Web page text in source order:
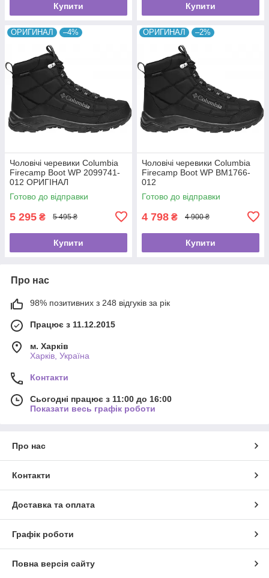
Купити Купити
ОРИГИНАЛ –4%
Чоловічі черевики Columbia
Firecamp Boot WP 2099741-
012 ОРИГІНАЛ
Готово до відправки
5 295 ₴ 5 495 ₴
Купити
ОРИГИНАЛ –2%
Чоловічі черевики Columbia
Firecamp Boot WP BM1766-
012
Готово до відправки
4 798 ₴ 4 900 ₴
Купити
Про нас
98% позитивних з 248 відгуків за рік
Працює з 11.12.2015
м. Харків
Харків, Україна
Контакти
Сьогодні працює з 11:00 до 16:00
Показати весь графік роботи
Про нас
Контакти
Доставка та оплата
Графік роботи
Повна версія сайту